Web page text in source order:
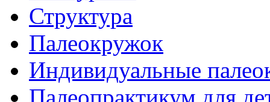
Структура
Палеокружок
Индивидуальные
Палеопрактикум для